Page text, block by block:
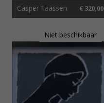
Casper Faassen € 320,00
Niet beschikbaar